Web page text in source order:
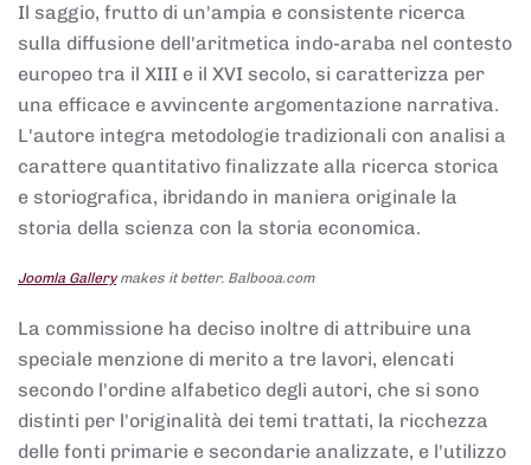
Il saggio, frutto di un'ampia e consistente ricerca
sulla diffusione dell'aritmetica indo-araba nel contesto
europeo tra il XIII e il XVI secolo, si caratterizza per
una efficace e avvincente argomentazione narrativa.
L'autore integra metodologie tradizionali con analisi a
carattere quantitativo finalizzate alla ricerca storica
e storiografica, ibridando in maniera originale la
storia della scienza con la storia economica.
Joomla Gallerymakes it better. Balbooa.com
La commissione ha deciso inoltre di attribuire una
speciale menzione di merito a tre lavori, elencati
secondo l'ordine alfabetico degli autori, che si sono
distinti per l'originalità dei temi trattati, la ricchezza
delle fonti primarie e secondarie analizzate, e l'utilizzo